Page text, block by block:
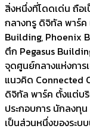
สิ่งหนึ่งที่โดดเด่น ถือ
กลางทรู ดิจิทัล พาร์ค
Building, Phoenix
ตึก Pegasus
จุดศูนย์กลางแห่งการ
แนวคิด Connected
ดิจิทัล พาร์ค ตั้งแต่บ
ประกอบการ นักลงทุ
เป็นส่วนหนึ่งของระบ